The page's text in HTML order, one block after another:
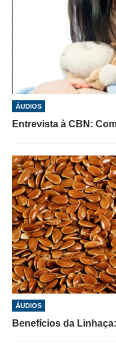
ÁUDIOS
Entrevista à CBN:
ÁUDIOS
Benefícios da